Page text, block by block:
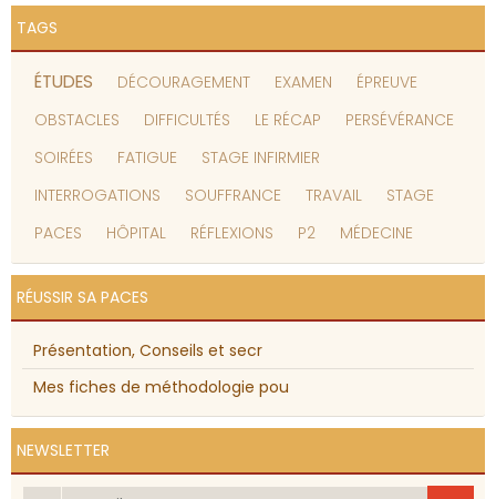
TAGS
ÉTUDES DÉCOURAGEMENT EXAMEN
ÉPREUVE
OBSTACLES
DIFFICULTÉS LE RÉCAP
PERSÉVÉRANCE
SOIRÉES
FATIGUE
STAGE INFIRMIER
INTERROGATIONS
SOUFFRANCE TRAVAIL
STAGE
PACES
HÔPITAL RÉFLEXIONS P2 MÉDECINE
RÉUSSIR SA PACES
Présentation, Conseils et secr
Mes fiches de méthodologie pou
NEWSLETTER